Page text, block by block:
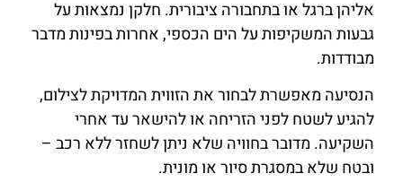
אליהן ברגל או בתחבורה ציבורית. חלקן נמצאות על
גבעות המשקיפות על הים הכספי, אחרות בפינות מדבר
מבודדות.
הנסיעה מאפשרת לבחור את הזווית המדויקת לצילום,
להגיע לשטח לפני הזריחה או להישאר עד אחרי
השקיעה. מדובר בחוויה שלא ניתן לשחזר ללא רכב –
ובטח שלא במסגרת סיור או מונית.